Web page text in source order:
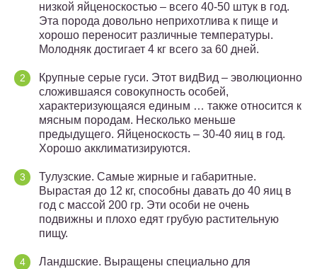
низкой яйценоскостью – всего 40-50 штук в год.
Эта порода довольно неприхотлива к пище и
хорошо переносит различные температуры.
Молодняк достигает 4 кг всего за 60 дней.
Крупные серые гуси. Этот видВид – эволюционно
сложившаяся совокупность особей,
характеризующаяся единым … также относится к
мясным породам. Несколько меньше
предыдущего. Яйценоскость – 30-40 яиц в год.
Хорошо акклиматизируются.
Тулузские. Самые жирные и габаритные.
Вырастая до 12 кг, способны давать до 40 яиц в
год с массой 200 гр. Эти особи не очень
подвижны и плохо едят грубую растительную
пищу.
Ландшские. Выращены специально для